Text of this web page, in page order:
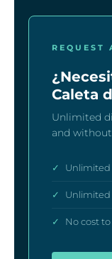
REQUEST
Caleta
Unlimited
and
✓
✓
✓ No cost